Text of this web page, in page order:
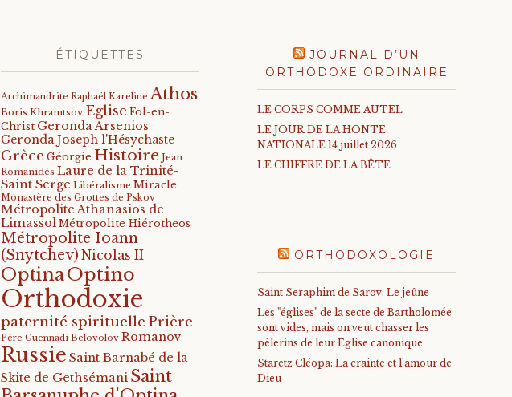
ÉTIQUETTES
Archimandrite Raphaël Kareline Athos
Boris Khramtsov Eglise Fol-en-
Christ Geronda Arsenios
Geronda Joseph l'Hésychaste
Grèce Géorgie Histoire Jean
Romanidès Laure de la Trinité-
Saint Serge Libéralisme Miracle
Monastère des Grottes de Pskov
Métropolite Athanasios de
Limassol Métropolite Hiérotheos
Métropolite Ioann
(Snytchev) Nicolas II
OptinaOptino
Orthodoxie
paternité spirituelle Prière
Père Guennadi Belovolov Romanov
Russie Saint Barnabé de la
Skite de Gethsémani Saint
JOURNAL D’UN
ORTHODOXE ORDINAIRE
LE CORPS COMME AUTEL
LE JOUR DE LA HONTE
NATIONALE 14 juillet 2026
LE CHIFFRE DE LA BÊTE
ORTHODOXOLOGIE
Saint Seraphim de Sarov: Le jeûne
Les "églises" de la secte de Bartholomée
sont vides, mais on veut chasser les
pèlerins de leur Eglise canonique
Staretz Cléopa: La crainte et l'amour de
Dieu